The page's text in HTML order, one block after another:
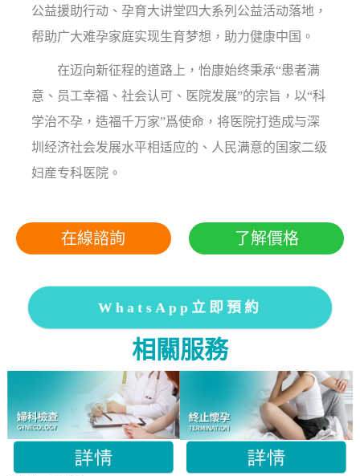
公益援助行动、孕育大讲堂四大系列公益活动落地，
帮助广大难孕家庭实现生育梦想，助力健康中国。
在迈向新征程的道路上，怡康始终秉承“患者满
意、员工幸福、社会认可、医院发展”的宗旨，以“科
学治不孕，造福千万家”爲使命，将医院打造成与深
圳经济社会发展水平相适应的、人民满意的国家二级
妇産专科医院。
在線諮詢 了解價格
WhatsApp立即預約
相關服務